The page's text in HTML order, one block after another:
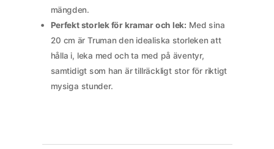
mängden.
Perfekt storlek för kramar och lek: Med sina
20 cm är Truman den idealiska storleken att
hålla i, leka med och ta med på äventyr,
samtidigt som han är tillräckligt stor för riktigt
mysiga stunder.